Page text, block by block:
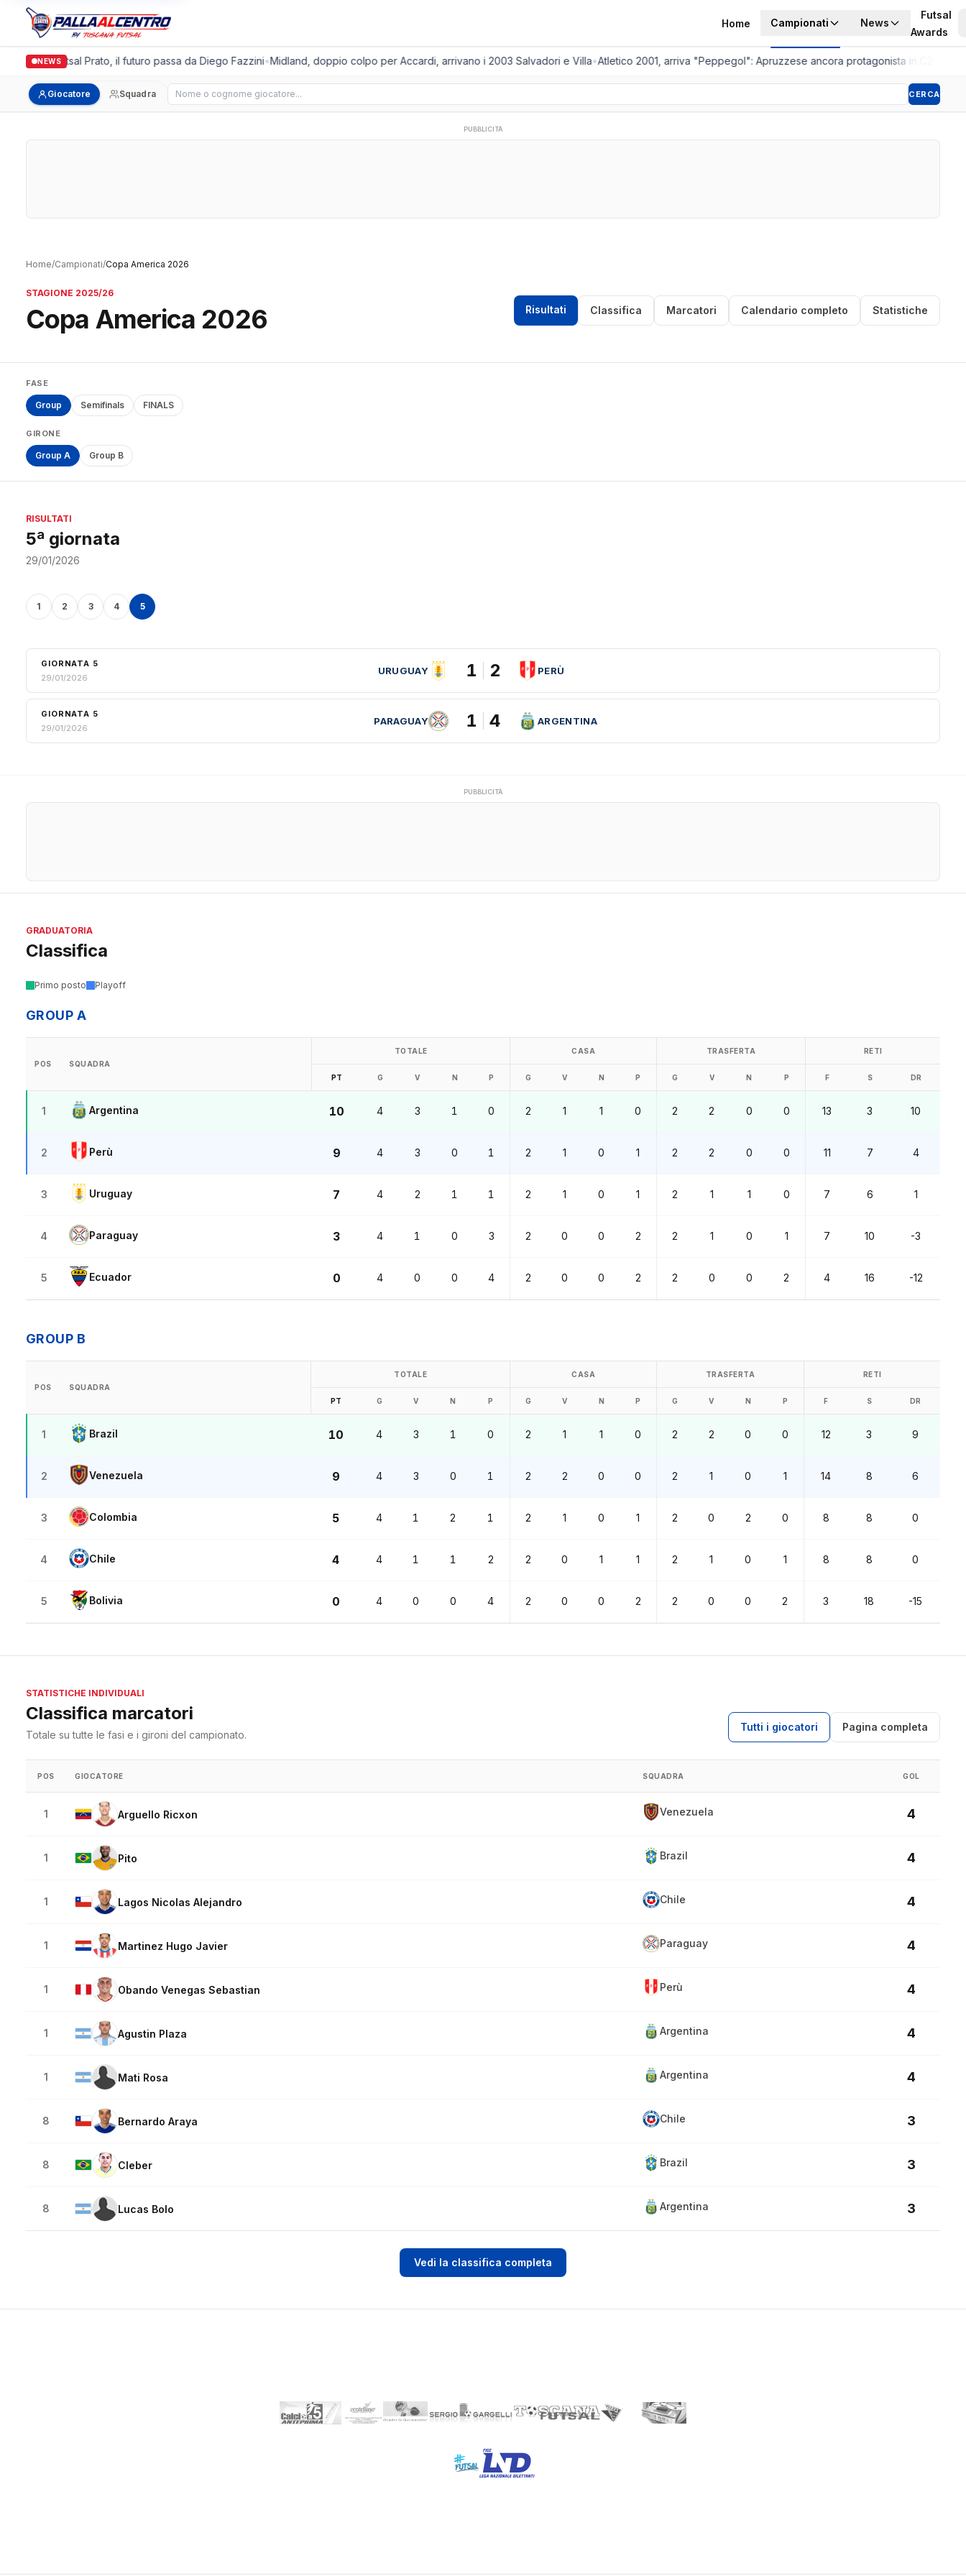
Home Campionati News
Futsal
Awards
NEWS
Futsal Prato, il futuro passa da Diego Fazzini•Midland, doppio colpo per Accardi, arrivano i 2003 Salvadori e Villa•Atletico 2001, arriva "Peppegol": Apruzzese ancora protagonista in C2
Giocatore Squadra Cerca giocatore CERCA
PUBBLICITÀ
Home/Campionati/Copa America 2026
STAGIONE 2025/26
Copa America 2026 Risultati Classifica Marcatori Calendario completo Statistiche
FASE
Group Semifinals FINALS
GIRONE
Group A Group B
RISULTATI
5ª giornata
29/01/2026
1 2 3 4 5
GIORNATA 5
29/01/2026
URUGUAY 1 2 PERÙ
GIORNATA 5
29/01/2026
PARAGUAY 1 4 ARGENTINA
PUBBLICITÀ
GRADUATORIA
Classifica
Primo posto Playoff
GROUP A
POS SQUADRA
TOTALE CASA TRASFERTA RETI
PT G V N P G V N P G V N P F S DR
1 Argentina 10 4 3 1 0 2 1 1 0 2 2 0 0 13 3 10
2 Perù 9 4 3 0 1 2 1 0 1 2 2 0 0 11 7 4
3 Uruguay 7 4 2 1 1 2 1 0 1 2 1 1 0 7 6 1
4 Paraguay 3 4 1 0 3 2 0 0 2 2 1 0 1 7 10 -3
5 Ecuador 0 4 0 0 4 2 0 0 2 2 0 0 2 4 16 -12
GROUP B
POS SQUADRA
TOTALE CASA TRASFERTA RETI
PT G V N P G V N P G V N P F S DR
1 Brazil 10 4 3 1 0 2 1 1 0 2 2 0 0 12 3 9
2 Venezuela 9 4 3 0 1 2 2 0 0 2 1 0 1 14 8 6
3 Colombia 5 4 1 2 1 2 1 0 1 2 0 2 0 8 8 0
4 Chile 4 4 1 1 2 2 0 1 1 2 1 0 1 8 8 0
5 Bolivia 0 4 0 0 4 2 0 0 2 2 0 0 2 3 18 -15
STATISTICHE INDIVIDUALI
Classifica marcatori
Totale su tutte le fasi e i gironi del campionato.
Tutti i giocatori Pagina completa
POS GIOCATORE SQUADRA GOL
1 Arguello Ricxon Venezuela 4
1 Pito Brazil 4
1 Lagos Nicolas Alejandro Chile 4
1 Martinez Hugo Javier Paraguay 4
1 Obando Venegas Sebastian Perù 4
1 Agustin Plaza Argentina 4
1 Mati Rosa Argentina 4
8 Bernardo Araya Chile 3
8 Cleber Brazil 3
8 Lucas Bolo Argentina 3
Vedi la classifica completa